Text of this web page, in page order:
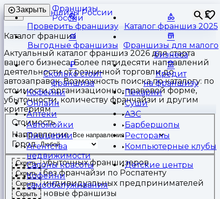
Франшизы
России
⏳
Закрыть
Проверить франшизу Каталог франшиз 2025
Выгодные франшизы
Франшизы для малого
бизнеса
Сколько стоит
франшиза
Кредит
на франшизу
Кофейни
Пекарни
Онлайн
Суши
Аптеки
АЗС
Автомойки
Барбершопы
Пиццерии
Рестораны
Агентства
недвижимости
Компьютерные клубы
Салоны красоты
Детские центры
Кофейни
самообслуживания
Каталог франшиз
Актуальный каталог франшиз 2026 для старта
вашего бизнеса. Более пятидесяти направлений
деятельности от розничной торговли до
автозаправок. Возможность поиска по каталогу: по
стоимости, организационно-правовой форме,
убыточности, количеству франчайзи и другим
критериям
Стоимость
Направление
Город
Скрыть убыточных франшизеров
Скрыть без франчайзи по Роспатенту
Скрыть индивидуальных предпринимателей
Скрыть новые франшизы